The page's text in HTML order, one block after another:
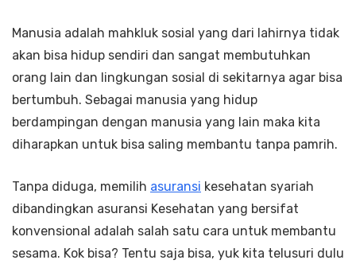
Manusia adalah mahkluk sosial yang dari lahirnya tidak
akan bisa hidup sendiri dan sangat membutuhkan
orang lain dan lingkungan sosial di sekitarnya agar bisa
bertumbuh. Sebagai manusia yang hidup
berdampingan dengan manusia yang lain maka kita
diharapkan untuk bisa saling membantu tanpa pamrih.
Tanpa diduga, memilih asuransi kesehatan syariah
dibandingkan asuransi Kesehatan yang bersifat
konvensional adalah salah satu cara untuk membantu
sesama. Kok bisa? Tentu saja bisa, yuk kita telusuri dulu